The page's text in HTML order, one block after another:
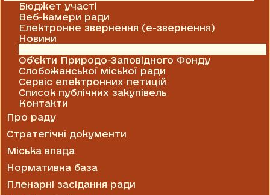
Бюджет участі
Веб-камери ради
Електронне звернення (е-звернення)
Новини
Об'єкти Природо-Заповідного Фонду
Слобожанської міської ради
Сервіс електронних петицій
Список публічних закупівель
Контакти
Про раду
Стратегічні документи
Міська влада
Нормативна база
Пленарні засідання ради